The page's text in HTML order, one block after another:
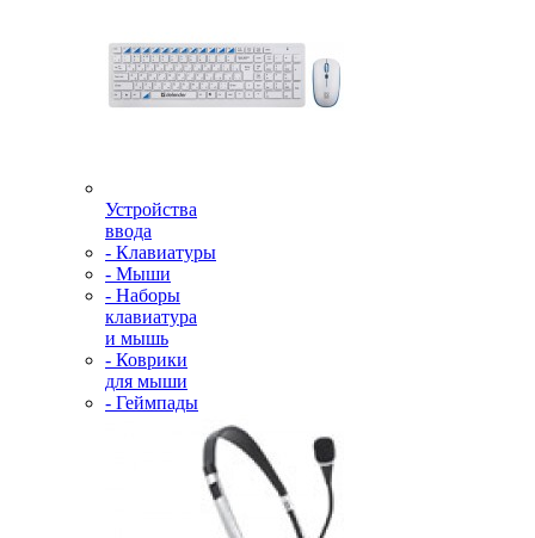
Устройства
ввода
- Клавиатуры
- Мыши
- Наборы
клавиатура
и мышь
- Коврики
для мыши
- Геймпады